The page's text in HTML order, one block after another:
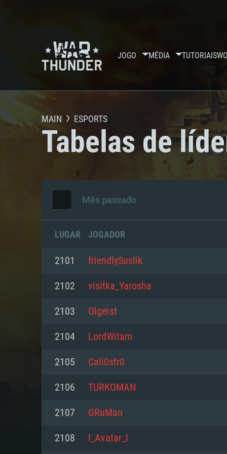
JOGO MÉDIA TUTORIAIS
MAIN ESPORTS
Tabelas de
Mês passado
LUGAR JOGADOR
2101 friendlySuslik
2102 visitka_Yarosha
2103 Olgerst
2104 LordWitam
2105 Cali0str0
2106 TURKOMAN
2107 GRuMan
2108 I_Avatar_I